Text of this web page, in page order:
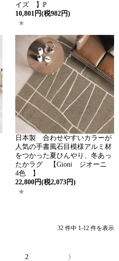
イズ 】P
10,801円(税982円)
日本製 合わせやすいカラーが
人気の手書風石目模様アルミ材
をつかった夏ひんやり、冬あっ
たかラグ 【Gioni ジオーニ
4色 】
22,800円(税2,073円)
32 件中 1-12 件を表示
2